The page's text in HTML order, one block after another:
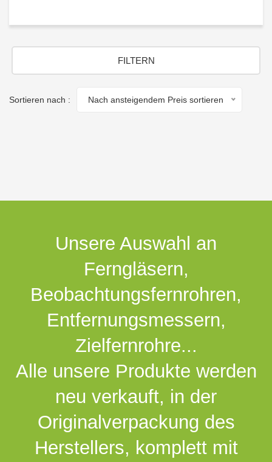
FILTERN
Sortieren nach : Nach ansteigendem Preis sortieren
Unsere Auswahl an
Ferngläsern,
Beobachtungsfernrohren,
Entfernungsmessern,
Zielfernrohre...
Alle unsere Produkte werden
neu verkauft, in der
Originalverpackung des
Herstellers, komplett mit